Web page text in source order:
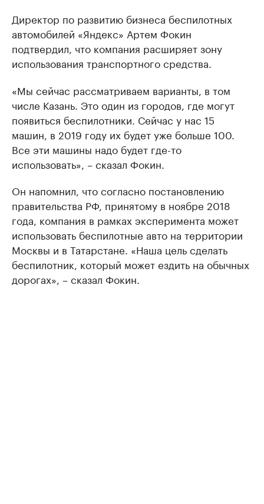
Директор по развитию бизнеса беспилотных
автомобилей «Яндекс» Артем Фокин
подтвердил, что компания расширяет зону
использования транспортного средства.
«Мы сейчас рассматриваем варианты, в том
числе Казань. Это один из городов, где могут
появиться беспилотники. Сейчас у нас 15
машин, в 2019 году их будет уже больше 100.
Все эти машины надо будет где-то
использовать», – сказал Фокин.
Он напомнил, что согласно постановлению
правительства РФ, принятому в ноябре 2018
года, компания в рамках эксперимента может
использовать беспилотные авто на территории
Москвы и в Татарстане. «Наша цель сделать
беспилотник, который может ездить на обычных
дорогах», – сказал Фокин.